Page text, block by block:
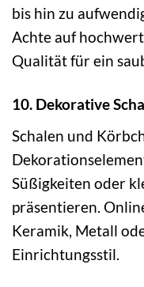
bis hin zu
Achte auf
Qualität für ein
10. Dekorative
Schalen und
Süßigkeiten oder
präsentieren.
Keramik, Metall
Einrichtungsstil.